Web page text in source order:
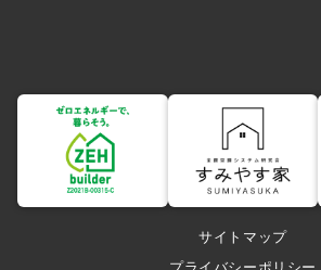
サイトマップ